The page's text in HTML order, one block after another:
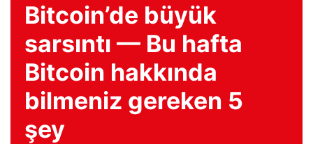
Bitcoin’de büyük
sarsıntı — Bu hafta
Bitcoin hakkında
bilmeniz gereken 5
şey